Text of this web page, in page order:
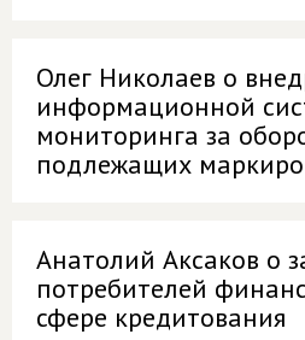
Олег Николаев о
информационной
мониторинга за
подлежащих
Анатолий Аксаков о
потребителей
сфере кредитования